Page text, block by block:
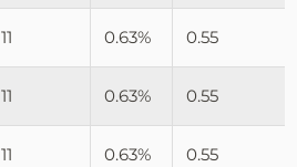
11 0.63% 0.55
11 0.63% 0.55
11 0.63% 0.55